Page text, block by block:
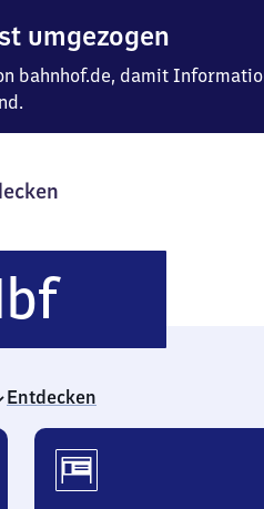
umgezogen
bahnhof.de, damit
Essen
Entdecken